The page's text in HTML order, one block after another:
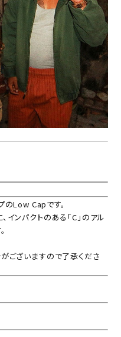
のLow Capです。
ンパクトのある「C」のアル
ございますので了承くださ